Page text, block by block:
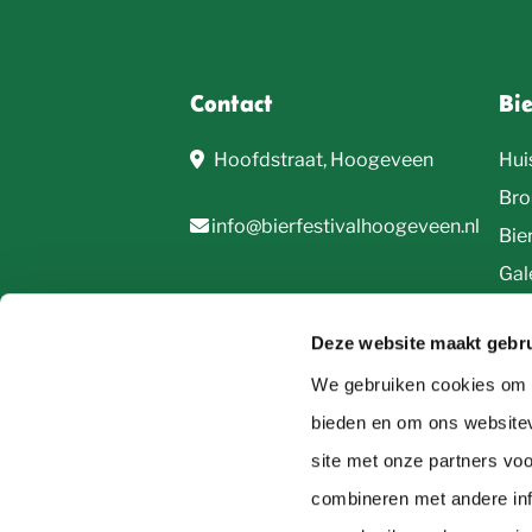
Deze website maakt
We gebruiken cookies
bieden en om ons
site met onze partners
combineren met andere
Contact
Hoofdstraat, Hoogeveen
info@bierfestivalhoogeveen.nl
© 2026, Bierfestival Hoogeveen